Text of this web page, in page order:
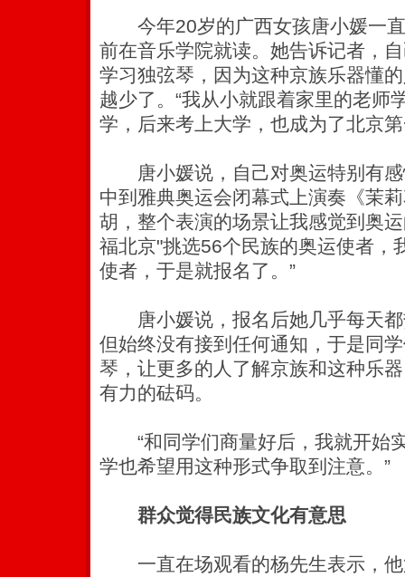
今年20岁的广西女孩唐小媛一直
前在音乐学院就读。她告诉记者，
学习独弦琴，因为这种京族乐器懂
越少了。“我从小就跟着家里的老师
学，后来考上大学，也成为了北京
唐小媛说，自己对奥运特别有感
中到雅典奥运会闭幕式上演奏《茉
胡，整个表演的场景让我感觉到奥
福北京"挑选56个民族的奥运使者，
使者，于是就报名了。”
唐小媛说，报名后她几乎每天都
但始终没有接到任何通知，于是同
琴，让更多的人了解京族和这种乐
有力的砝码。
“和同学们商量好后，我就开始
学也希望用这种形式争取到注意。”
群众觉得民族文化有意思
一直在场观看的杨先生表示，他